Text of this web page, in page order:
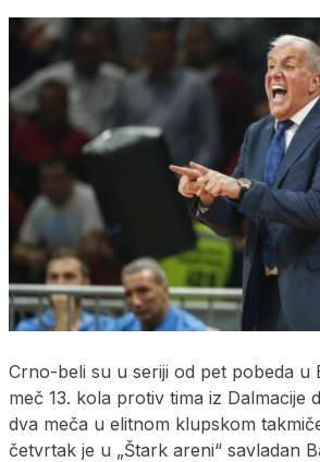
Crno-beli su u seriji od pet pobeda u
meč 13. kola protiv tima iz Dalmacije
dva meča u elitnom klupskom
četvrtak je u „Štark areni“ savladan